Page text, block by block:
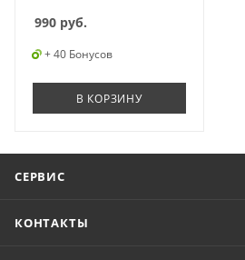
990 руб.
+ 40 Бонусов
В КОРЗИНУ
СЕРВИС
КОНТАКТЫ